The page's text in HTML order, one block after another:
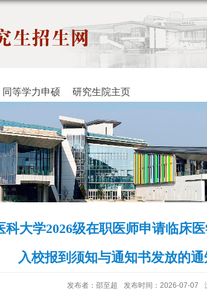
同等学力申硕 研究生院主页
科大学2026级在职医师申请临床
入校报到须知与通知书发放的通
发布者：邵至超 发布时间：2026-07-07